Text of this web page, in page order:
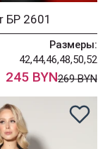
БР 2601
Размеры:
42,44,46,48,50,52
245 BYN269 BYN